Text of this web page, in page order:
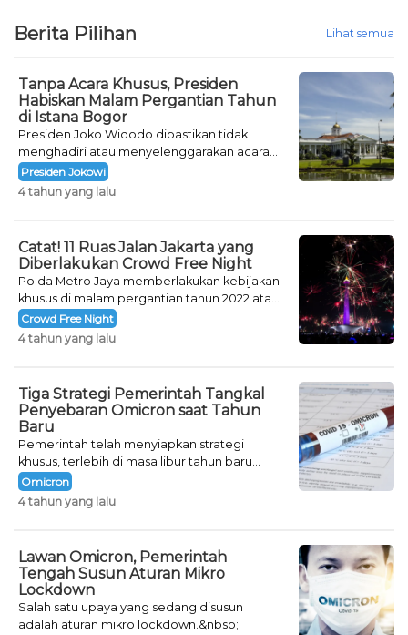
Berita Pilihan Lihat semua
Tanpa Acara Khusus, Presiden
Habiskan Malam Pergantian Tahun
di Istana Bogor
Presiden Joko Widodo dipastikan tidak
menghadiri atau menyelenggarakan acara
khusus untuk mengisi malam pergantian
tahun.
Presiden Jokowi
4 tahun yang lalu
Catat! 11 Ruas Jalan Jakarta yang
Diberlakukan Crowd Free Night
Polda Metro Jaya memberlakukan kebijakan
khusus di malam pergantian tahun 2022 atau
Crowd Free Night selama dua hari.
Crowd Free Night
4 tahun yang lalu
Tiga Strategi Pemerintah Tangkal
Penyebaran Omicron saat Tahun
Baru
Pemerintah telah menyiapkan strategi
khusus, terlebih di masa libur tahun baru
seperti saat ini.
Omicron
4 tahun yang lalu
Lawan Omicron, Pemerintah
Tengah Susun Aturan Mikro
Lockdown
Salah satu upaya yang sedang disusun
adalah aturan mikro lockdown.&nbsp;